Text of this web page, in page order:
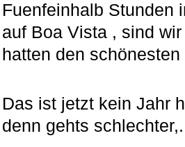
Fuenfeinhalb Stunden
auf Boa Vista , sind
hatten den
Das ist jetzt kein Jahr
denn gehts